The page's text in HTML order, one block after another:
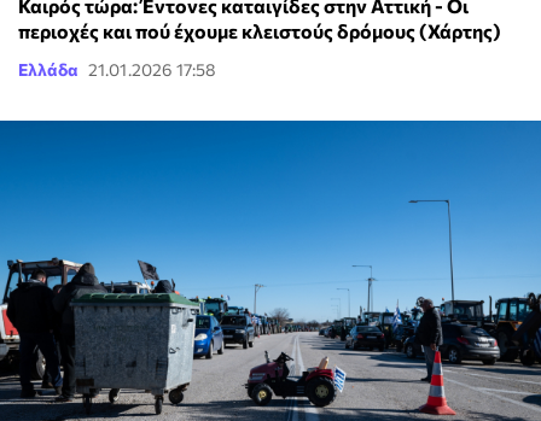
Καιρός τώρα: Έντονες καταιγίδες στην Αττική - Οι
περιοχές και πού έχουμε κλειστούς δρόμους (Χάρτης)
Ελλάδα 21.01.2026 17:58